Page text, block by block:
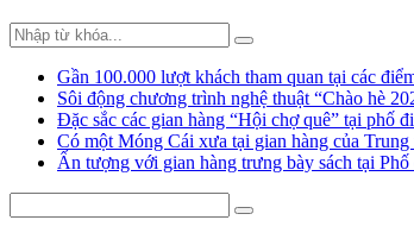
Gần 100.000 lượt khách tham quan tại các
Sôi động chương trình nghệ thuật “Chào hè
Đặc sắc các gian hàng “Hội chợ quê” tại phố
Có một Móng Cái xưa tại gian hàng của
Ấn tượng với gian hàng trưng bày sách tại Phố